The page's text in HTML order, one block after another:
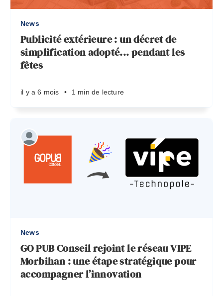
News
Publicité extérieure : un décret de
simplification adopté... pendant les
fêtes
il y a 6 mois • 1 min de lecture
News
GO PUB Conseil rejoint le réseau VIPE
Morbihan : une étape stratégique pour
accompagner l’innovation